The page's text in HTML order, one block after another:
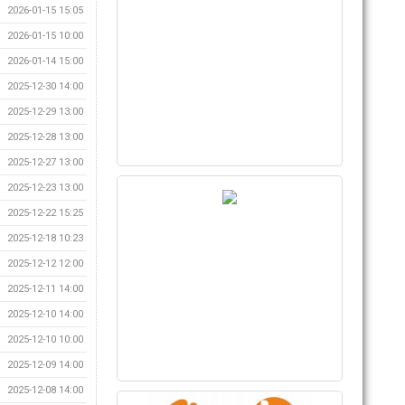
2026-01-15 15:05
2026-01-15 10:00
2026-01-14 15:00
2025-12-30 14:00
2025-12-29 13:00
2025-12-28 13:00
2025-12-27 13:00
2025-12-23 13:00
2025-12-22 15:25
2025-12-18 10:23
2025-12-12 12:00
2025-12-11 14:00
2025-12-10 14:00
2025-12-10 10:00
2025-12-09 14:00
2025-12-08 14:00